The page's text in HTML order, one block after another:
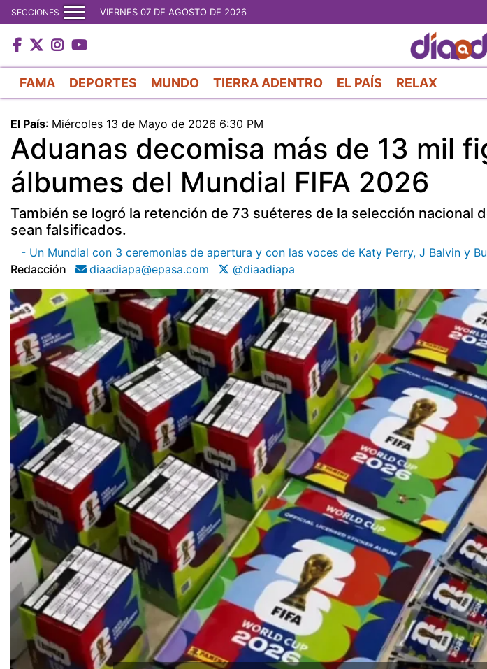
al
SECCIONES VIERNES 07 DE AGOSTO DE 2026
FAMA DEPORTES MUNDO TIERRA ADENTRO EL PAÍS RELAX
El País: Miércoles 13 de Mayo de 2026 6:30 PM
Aduanas decomisa más de 13 mil
álbumes del Mundial FIFA 2026
También se logró la retención de 73 suéteres de la selección nacional
sean falsificados.
- Un Mundial con 3 ceremonias de apertura y con las voces de Katy Perry, J Balvin y
Redacción
diaadiapa@epasa.com @diaadiapa